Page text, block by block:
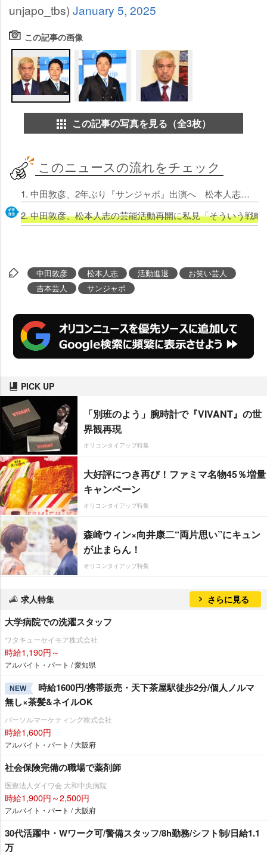
unjapo_tbs) January 5, 2025
この記事の画像
この記事の写真を見る（全3枚）
このニュースの流れをチェック
1. 中田敦彦、2年ぶり『サンジャポ』出演へ 松本人志の芸能活動再開を語る
2. 中田敦彦、松本人志の芸能活動再開に私見「そういう戦略
中田敦彦 松本人志 活動進退
お笑い芸人
吉本芸人
サンジャポ
PICK UP
「別班のよう」腕時計で『VIVANT』の世
界観再現
オリコンタイアップ特集
大好評につき再び！ファミマ名物45％増量
キャンペーン
オリコンタイアップ特集
森崎ウィン×向井康二“両片思い”にキュン
が止まらん！
オリコンタイアップ特集
求人特集 さらに見る
大学病院での洗濯スタッフ
ワタキューセイモア株式会社
時給1,190円～
アルバイト・パート / 愛知県
NEW
時給1600円/携帯販売・天下茶屋駅徒歩2分/個人ノルマ
無し×茶髪&ネイルOK
パーソルマーケティング株式会社
時給1,600円
アルバイト・パート / 大阪府
社会保険完備の職場で薬剤師
医療法人ダイワ会 大和中央病院
時給1,900円～2,500円
アルバイト・パート / 大阪府
30代活躍中・Wワーク可/警備スタッフ/8h勤務/シフト制/日給1.1
万